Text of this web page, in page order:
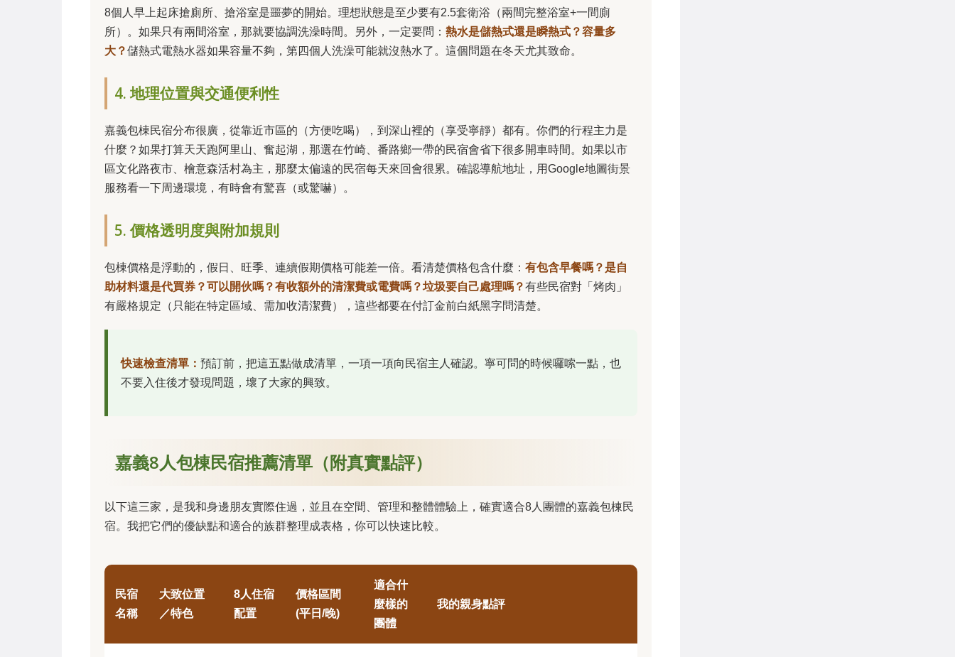
8個人早上起床搶廁所、搶浴室是噩夢的開始。理想狀態是至少要有2.5套衛浴（兩間完整浴室+一間廁
所）。如果只有兩間浴室，那就要協調洗澡時間。另外，一定要問： 熱水是儲熱式還是瞬熱式？容量多
大？儲熱式電熱水器如果容量不夠，第四個人洗澡可能就沒熱水了。這個問題在冬天尤其致命。
4. 地理位置與交通便利性
嘉義包棟民宿分布很廣，從靠近市區的（方便吃喝），到深山裡的（享受寧靜）都有。你們的行程主力是
什麼？如果打算天天跑阿里山、奮起湖，那選在竹崎、番路鄉一帶的民宿會省下很多開車時間。如果以市
區文化路夜市、檜意森活村為主，那麼太偏遠的民宿每天來回會很累。確認導航地址，用Google地圖街景
服務看一下周邊環境，有時會有驚喜（或驚嚇）。
5. 價格透明度與附加規則
包棟價格是浮動的，假日、旺季、連續假期價格可能差一倍。看清楚價格包含什麼： 有包含早餐嗎？是自
助材料還是代買券？可以開伙嗎？有收額外的清潔費或電費嗎？垃圾要自己處理嗎？有些民宿對「烤肉」
有嚴格規定（只能在特定區域、需加收清潔費），這些都要在付訂金前白紙黑字問清楚。
快速檢查清單： 預訂前，把這五點做成清單，一項一項向民宿主人確認。寧可問的時候囉嗦一點，也
不要入住後才發現問題，壞了大家的興致。
嘉義8人包棟民宿推薦清單（附真實點評）
以下這三家，是我和身邊朋友實際住過，並且在空間、管理和整體體驗上，確實適合8人團體的嘉義包棟民
宿。我把它們的優缺點和適合的族群整理成表格，你可以快速比較。
民宿
名稱
大致位置
／特色
8人住宿
配置
價格區間
(平日/晚)
適合什
麼樣的
團體
我的親身點評